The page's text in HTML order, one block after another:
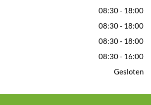
08:30 - 18:00
08:30 - 18:00
08:30 - 18:00
08:30 - 16:00
Gesloten